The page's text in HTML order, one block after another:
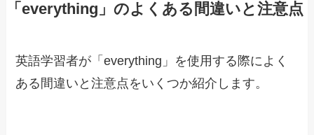
「everything」のよくある間違いと注意点
英語学習者が「everything」を使用する際によく
ある間違いと注意点をいくつか紹介します。